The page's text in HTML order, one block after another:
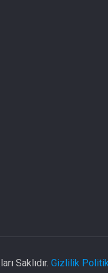
Saklıdır.Gizlilik